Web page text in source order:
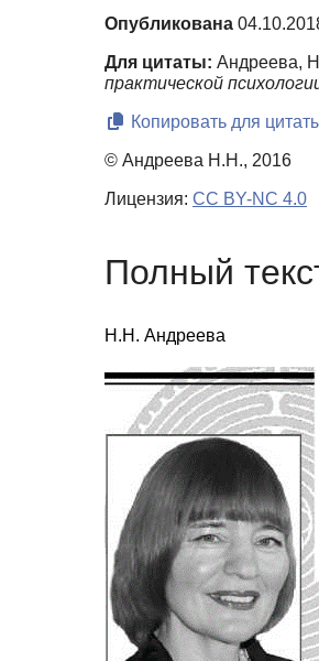
Опубликована
Для цитаты: Андреева,
практической
Копировать для
© Андреева Н.Н., 2016
Лицензия: CC BY-NC 4.0
Полный
Н.Н. Андреева